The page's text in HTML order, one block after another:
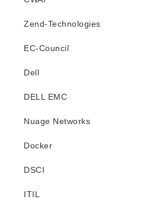
Zend-Technologies
EC-Council
Dell
DELL EMC
Nuage Networks
Docker
DSCI
ITIL